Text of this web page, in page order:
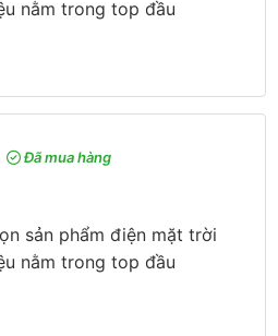
nằm trong top đầu
Đã mua hàng
sản phẩm điện mặt trời
nằm trong top đầu